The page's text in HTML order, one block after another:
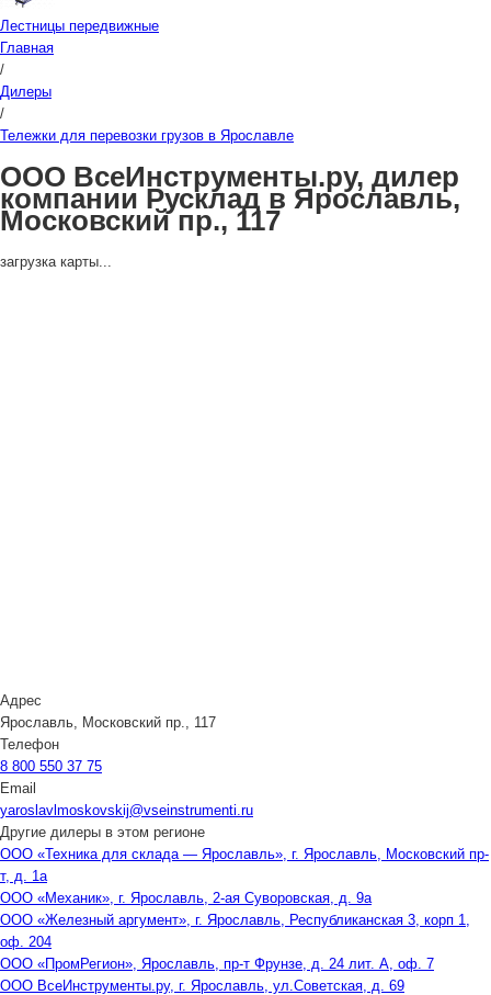
Лестницы передвижные
Главная
/
Дилеры
/
Тележки для перевозки грузов в Ярославле
ООО ВсеИнструменты.ру, дилер
компании Русклад в Ярославль,
Московский пр., 117
загрузка карты...
Адрес
Ярославль, Московский пр., 117
Телефон
8 800 550 37 75
Email
yaroslavlmoskovskij@vseinstrumenti.ru
Другие дилеры в этом регионе
ООО «Техника для склада — Ярославль», г. Ярославль, Московский пр-
т, д. 1а
ООО «Механик», г. Ярославль, 2-ая Суворовская, д. 9а
ООО «Железный аргумент», г. Ярославль, Республиканская 3, корп 1,
оф. 204
ООО «ПромРегион», Ярославль, пр-т Фрунзе, д. 24 лит. А, оф. 7
ООО ВсеИнструменты.ру, г. Ярославль, ул.Советская, д. 69